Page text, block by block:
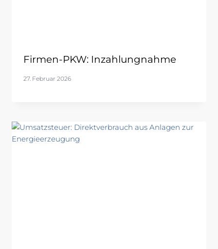
Firmen-PKW: Inzahlungnahme
27. Februar 2026